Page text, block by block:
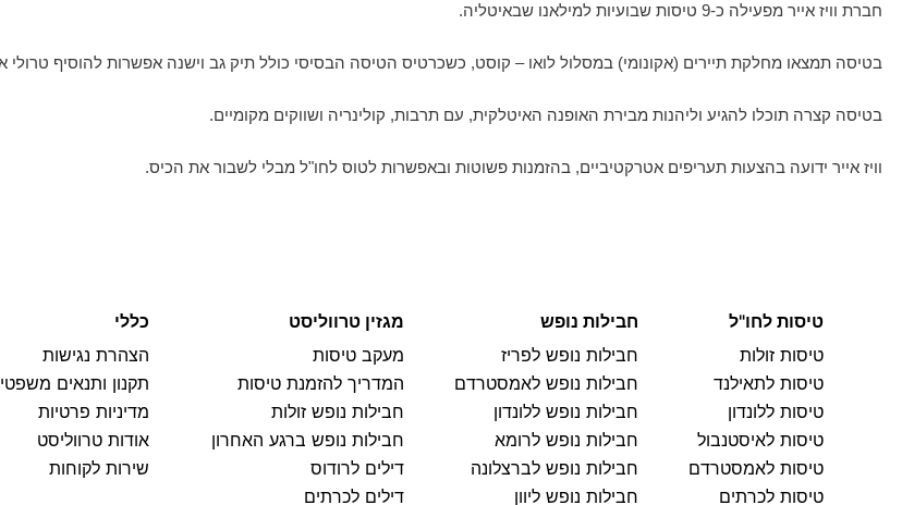
חברת וויז אייר מפעילה כ-9 טיסות שבועיות למילאנו שבאיטליה.
בטיסה תמצאו מחלקת תיירים (אקונומי) במסלול לואו – קוסט, כשכרטיס הטיסה הבסיסי כולל תיק גב וישנה אפשרות להוסיף טרולי
בטיסה קצרה תוכלו להגיע וליהנות מבירת האופנה האיטלקית, עם תרבות, קולינריה ושווקים מקומיים.
וויז אייר ידועה בהצעות תעריפים אטרקטיביים, בהזמנות פשוטות ובאפשרות לטוס לחו"ל מבלי לשבור את הכיס.
טיסות לחו"ל
טיסות זולות
טיסות לתאילנד
טיסות ללונדון
טיסות לאיסטנבול
טיסות לאמסטרדם
טיסות לכרתים
חבילות נופש
חבילות נופש לפריז
חבילות נופש לאמסטרדם
חבילות נופש ללונדון
חבילות נופש לרומא
חבילות נופש לברצלונה
חבילות נופש ליוון
מגזין טרווליסט
מעקב טיסות
המדריך להזמנת טיסות
חבילות נופש זולות
חבילות נופש ברגע האחרון
דילים לרודוס
דילים לכרתים
כללי
הצהרת נגישות
תקנון ותנאים
מדיניות פרטיות
אודות טרווליסט
שירות לקוחות